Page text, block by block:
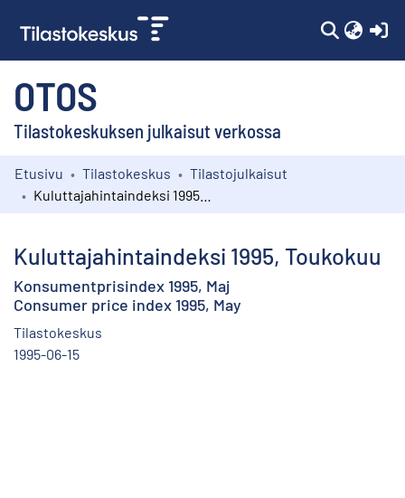
OTOS
Tilastokeskuksen julkaisut verkossa
Kokoelmat
Etusivu Tilastokeskus
Tilastojulkaisut
Kuluttajahintaindeksi 1995, Toukokuu
Konsumentprisindex 1995, Maj
Consumer price index 1995, May
Tilastokeskus
1995-06-15